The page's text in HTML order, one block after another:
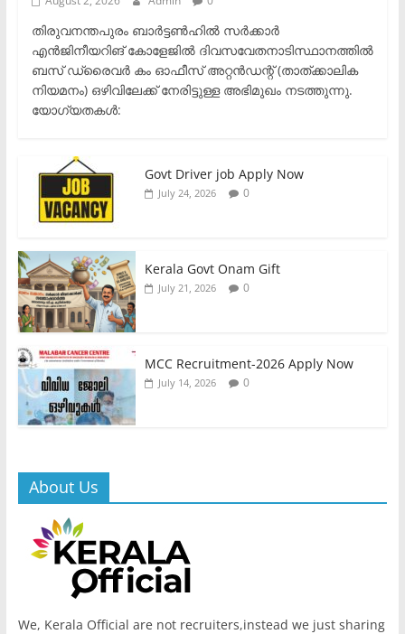
തിരുവനന്തപുരം ബാർട്ടൺഹിൽ സർക്കാർ
എൻജിനീയറിങ് കോളേജിൽ ദിവസവേതനാടിസ്ഥാനത്തിൽ
ബസ് ഡ്രൈവർ കം ഓഫീസ് അറ്റൻഡന്റ് (താത്ക്കാലിക
നിയമനം) ഒഴിവിലേക്ക് നേരിട്ടുള്ള അഭിമുഖം നടത്തുന്നു.​
യോഗ്യതകൾ:
Govt Driver job Apply Now
July 24, 2026 0
Kerala Govt Onam Gift
July 21, 2026 0
MCC Recruitment-2026 Apply Now
July 14, 2026 0
About Us
We, Kerala Official are not recruiters,instead we just sharing